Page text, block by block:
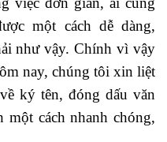
một cách dễ dàng,
như vậy. Chính vì vậy
nay, chúng tôi xin liệt
ký tên, đóng dấu văn
một cách nhanh chóng,